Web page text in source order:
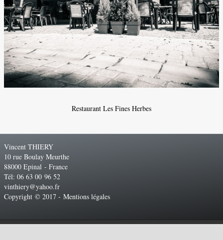
Artistique
Restaurant Les Fines Herbes
Vincent THIERY
10 rue Boulay Meurthe
88000 Epinal - France
Tél: 06 63 00 96 52
vinthiery@yahoo.fr
Copyright © 2017 - Mentions légales